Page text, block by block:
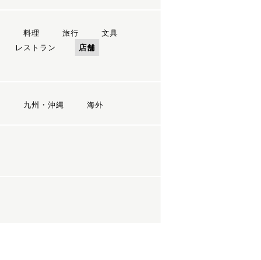
料理 旅行
文具
レストラン
店舗
九州・沖縄 海外